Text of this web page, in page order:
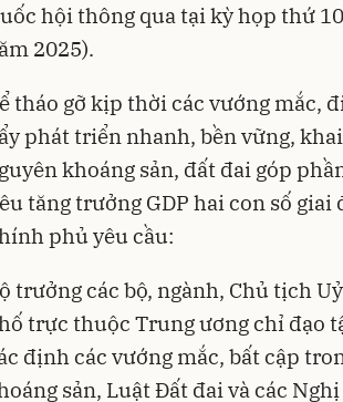
hội thông qua tại kỳ họp thứ
2025).
tháo gỡ kịp thời các vướng mắc,
phát triển nhanh, bền vững,
khoáng sản, đất đai góp
tăng trưởng GDP hai con số giai
phủ yêu cầu:
trưởng các bộ, ngành, Chủ tịch
trực thuộc Trung ương chỉ đạo
định các vướng mắc, bất cập
sản, Luật Đất đai và các